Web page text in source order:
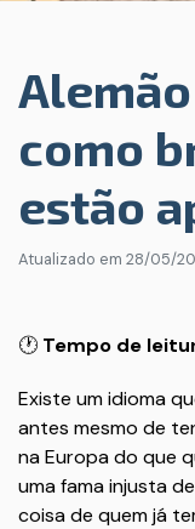
como
estão
Atualizado em 28/05/
🕐 Tempo de
Existe um idioma
antes mesmo de
na Europa do que
uma fama injusta
coisa de quem já